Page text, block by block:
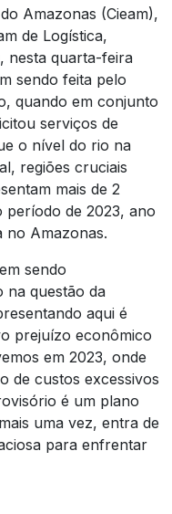
Amazonas (Cieam),
de Logística,
nesta quarta-feira
sendo feita pelo
quando em conjunto
serviços de
o nível do rio na
regiões cruciais
mais de 2
período de 2023, ano
no Amazonas.
sendo
na questão da
aqui é
prejuízo econômico
em 2023, onde
de custos excessivos
é um plano
uma vez, entra de
para enfrentar